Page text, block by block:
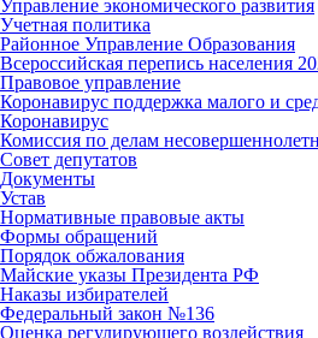
Управление экономического развития
Учетная политика
Районное Управление Образования
Всероссийская перепись населения
Правовое управление
Коронавирус поддержка малого и
Коронавирус
Комиссия по делам
Совет депутатов
Документы
Устав
Нормативные правовые акты
Формы обращений
Порядок обжалования
Майские указы Президента РФ
Наказы избирателей
Федеральный закон №136
Оценка регулирующего воздействия